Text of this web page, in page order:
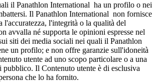
il Panathlon International ha un profilo o nei
Il Panathlon International non fornisce
l'accuratezza, l'integrità o la qualità del
avvalla né supporta le opinioni espresse nel
siti dei media sociali nei quali il Panathlon
un profilo; e non offre garanzie sull'idoneità
utente ad uno scopo particolare o a una
Il Contenuto utente è di esclusiva
che lo ha fornito.